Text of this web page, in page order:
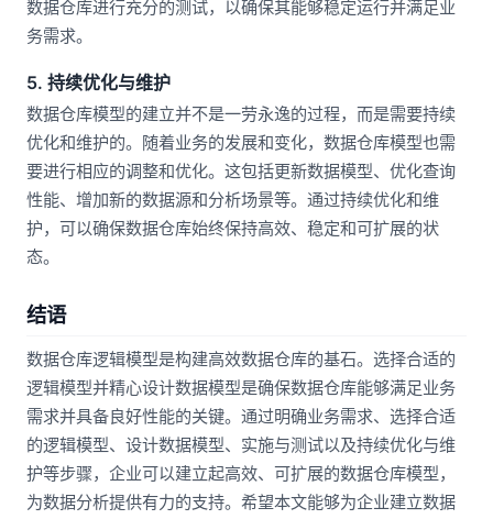
数据仓库进行充分的测试，以确保其能够稳定运行并满足业
务需求。
5. 持续优化与维护
数据仓库模型的建立并不是一劳永逸的过程，而是需要持续
优化和维护的。随着业务的发展和变化，数据仓库模型也需
要进行相应的调整和优化。这包括更新数据模型、优化查询
性能、增加新的数据源和分析场景等。通过持续优化和维
护，可以确保数据仓库始终保持高效、稳定和可扩展的状
态。
结语
数据仓库逻辑模型是构建高效数据仓库的基石。选择合适的
逻辑模型并精心设计数据模型是确保数据仓库能够满足业务
需求并具备良好性能的关键。通过明确业务需求、选择合适
的逻辑模型、设计数据模型、实施与测试以及持续优化与维
护等步骤，企业可以建立起高效、可扩展的数据仓库模型，
为数据分析提供有力的支持。希望本文能够为企业建立数据